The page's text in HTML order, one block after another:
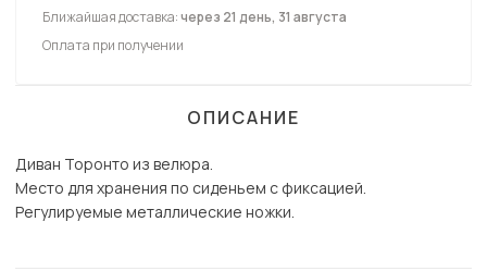
Ближайшая доставка:через 21 день, 31 августа
Оплата при получении
ОПИСАНИЕ
Диван Торонто из велюра.
Место для хранения по сиденьем с фиксацией.
Регулируемые металлические ножки.